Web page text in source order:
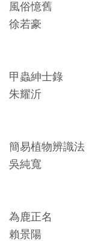
務
導
覽
En
glis
h
日
本
Ind
on
esi
Tiế
ng
風俗憶舊
徐若豪
甲蟲紳士錄
朱耀沂
簡易植物辨識法
吳純寬
為鹿正名
賴景陽